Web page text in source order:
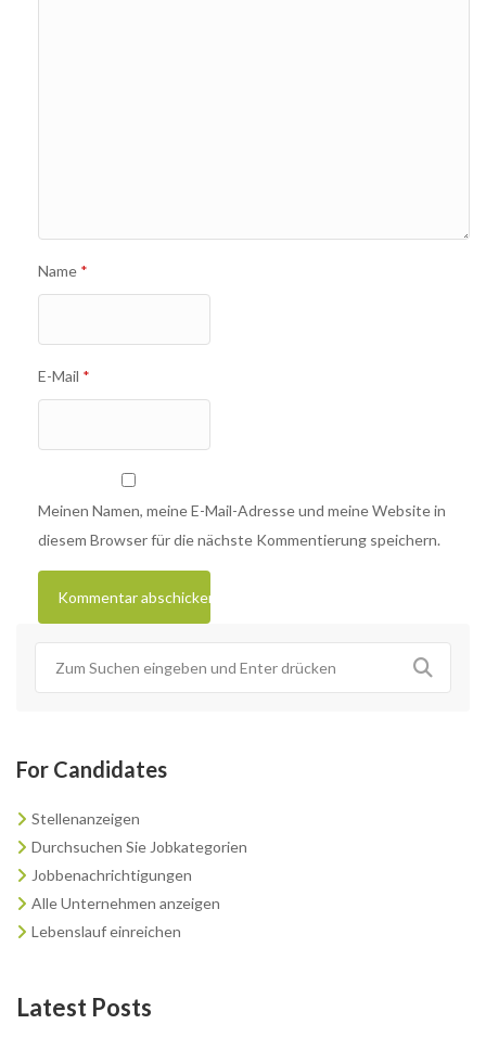
Name *
E-Mail *
Meinen Namen, meine E-Mail-Adresse und meine Website in
diesem Browser für die nächste Kommentierung speichern.
For Candidates
Stellenanzeigen
Durchsuchen Sie Jobkategorien
Jobbenachrichtigungen
Alle Unternehmen anzeigen
Lebenslauf einreichen
Latest Posts